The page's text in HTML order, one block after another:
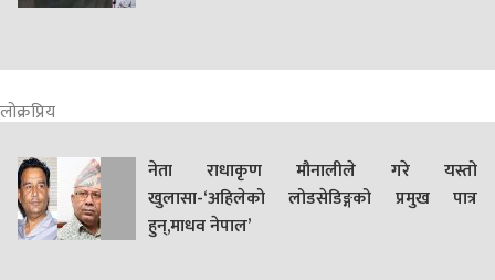
लोक्रप्रिय
नेता राधाकृण मौनालीले गरे यस्तो
खुलासा-‘अहिलेको लोडसेडिङ्गको प्रमुख पात्र
हुन्,माधव नेपाल’